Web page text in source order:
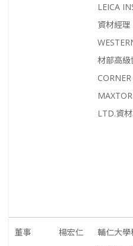
LEICA
資材經理
材部高級
LTD.資
董事 楊宏仁
輔仁大